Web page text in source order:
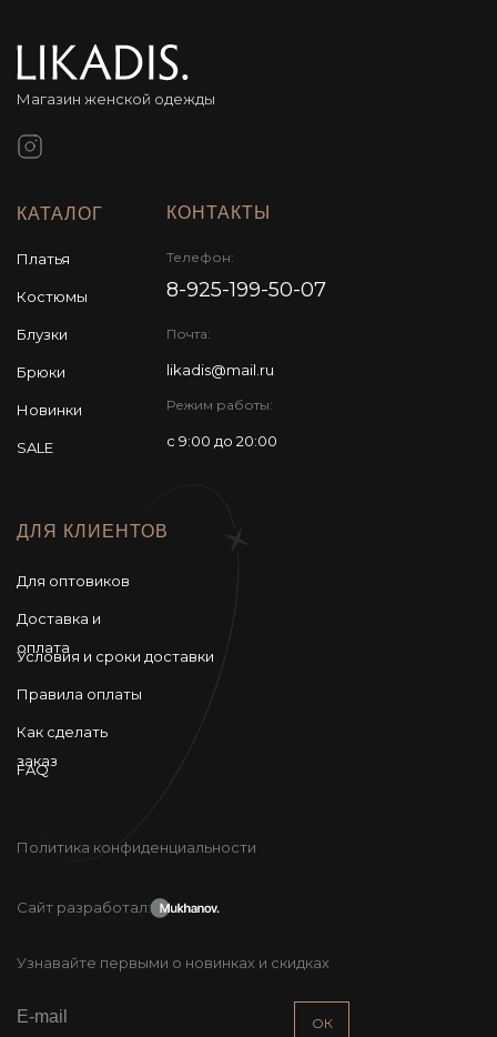
КАТАЛОГ
Платья
ДЛЯ КЛИЕНТОВ
Узнавайте первыми о новинках и скидках
ОК
КОНТАКТЫ
Магазин женской одежды
Костюмы
Блузки
Брюки
Новинки
SALE
Для оптовиков
Доставка и
оплата
Условия и сроки доставки
Правила оплаты
Как сделать
заказ
FAQ
Телефон:
8-925-199-50-07
Почта:
likadis@mail.ru
Режим работы:
с 9:00 до 20:00
Сайт разработал:
Политика конфиденциальности